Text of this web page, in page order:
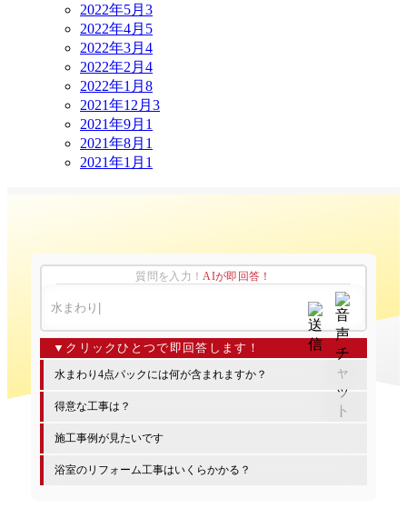
2022年5月 3
2022年4月 5
2022年3月 4
2022年2月 4
2022年1月 8
2021年12月 3
2021年9月 1
2021年8月 1
2021年1月 1
質問を入力！AIが即回答！
水まわり4点パックには何が含まれますか？
得意な工事は？
施工事例が見たいです
浴室のリフォーム工事はいくらかかる？